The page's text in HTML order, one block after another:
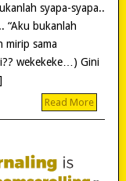
syapa-syapa..
“Aku bukanlah
mirip sama
wekekeke…) Gini
Read More